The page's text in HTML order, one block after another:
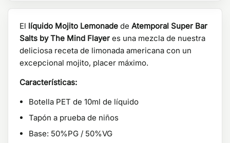
El líquido Mojito Lemonade de Atemporal Super Bar
Salts by The Mind Flayer es una mezcla de nuestra
deliciosa receta de limonada americana con un
excepcional mojito, placer máximo.
Características:
Botella PET de 10ml de líquido
Tapón a prueba de niños
Base: 50%PG / 50%VG